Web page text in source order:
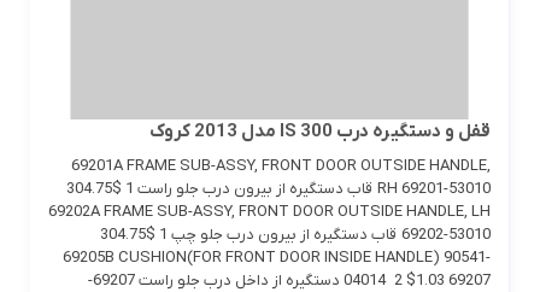
قفل و دستگیره درب IS 300 مدل 2013 کروک
69201A FRAME SUB-ASSY, FRONT DOOR OUTSIDE HANDLE,
RH 69201-53010 قاب دستگیره از بیرون درب جلو راست 1 $304.75
69202A FRAME SUB-ASSY, FRONT DOOR OUTSIDE HANDLE, LH
69202-53010 قاب دستگیره از بیرون درب جلو چپ 1 $304.75
69205B CUSHION(FOR FRONT DOOR INSIDE HANDLE) 90541-
04014 2 $1.03 69207 دستگیره از داخل درب جلو راست 69207-